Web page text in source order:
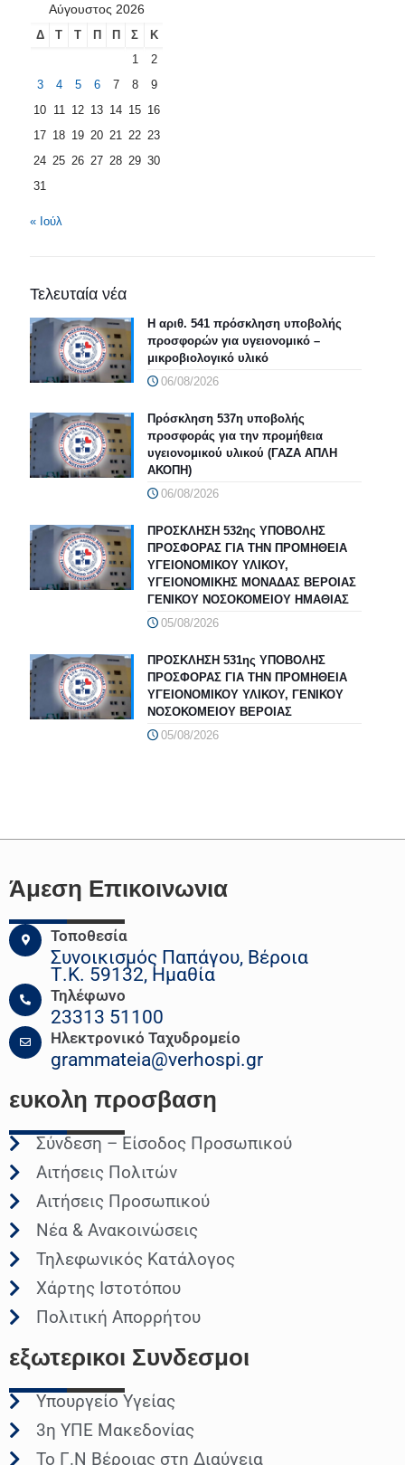
Αύγουστος 2026
Δ Τ Τ Π Π Σ
Κ
1
2
3
4 5 6 7 8
9
10 11 12 13 14 15 16
17 18 19 20 21 22 23
24 25 26 27 28 29 30
31
« Ιούλ
Τελευταία νέα
Η αριθ. 541 πρόσκληση υποβολής
προσφορών για υγειονομικό –
μικροβιολογικό υλικό
06/08/2026
Πρόσκληση 537η υποβολής
προσφοράς για την προμήθεια
υγειονομικού υλικού (ΓΑΖΑ ΑΠΛΗ
ΑΚΟΠΗ)
06/08/2026
ΠΡΟΣΚΛΗΣΗ 532ης ΥΠΟΒΟΛΗΣ
ΠΡΟΣΦΟΡΑΣ ΓΙΑ ΤΗΝ ΠΡΟΜΗΘΕΙΑ
ΥΓΕΙΟΝΟΜΙΚΟΥ ΥΛΙΚΟΥ,
ΥΓΕΙΟΝΟΜΙΚΗΣ ΜΟΝΑΔΑΣ ΒΕΡΟΙΑΣ
ΓΕΝΙΚΟΥ ΝΟΣΟΚΟΜΕΙΟΥ ΗΜΑΘΙΑΣ
05/08/2026
ΠΡΟΣΚΛΗΣΗ 531ης ΥΠΟΒΟΛΗΣ
ΠΡΟΣΦΟΡΑΣ ΓΙΑ ΤΗΝ ΠΡΟΜΗΘΕΙΑ
ΥΓΕΙΟΝΟΜΙΚΟΥ ΥΛΙΚΟΥ, ΓΕΝΙΚΟΥ
ΝΟΣΟΚΟΜΕΙΟΥ ΒΕΡΟΙΑΣ
05/08/2026
Άμεση Επικοινωνια
Τοποθεσία
Συνοικισμός Παπάγου, Βέροια
Τ.Κ. 59132, Ημαθία
Τηλέφωνο
23313 51100
Ηλεκτρονικό Ταχυδρομείο
grammateia@verhospi.gr
ευκολη προσβαση
Σύνδεση – Είσοδος Προσωπικού
Αιτήσεις Πολιτών
Αιτήσεις Προσωπικού
Νέα & Ανακοινώσεις
Τηλεφωνικός Κατάλογος
Χάρτης Ιστοτόπου
Πολιτική Απορρήτου
εξωτερικοι Συνδεσμοι
Υπουργείο Υγείας
3η ΥΠΕ Μακεδονίας
Το Γ.Ν Βέροιας στη Διαύγεια